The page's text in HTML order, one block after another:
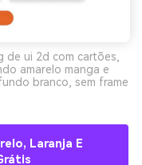
ui 2d com cartões,
amarelo manga e
branco, sem frame
Laranja E